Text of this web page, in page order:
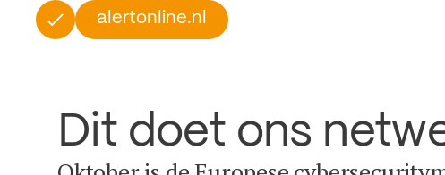
alertonline.nl
Dit doet ons